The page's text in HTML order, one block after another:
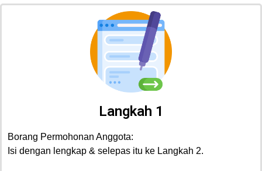
Langkah 1
Borang Permohonan Anggota:
Isi dengan lengkap & selepas itu ke Langkah 2.